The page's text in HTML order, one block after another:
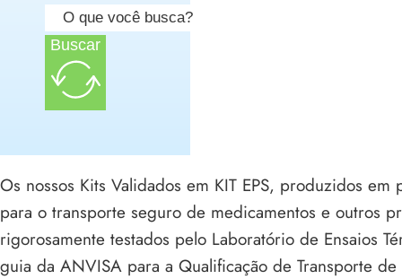
Buscar
Os nossos Kits Validados em KIT EPS, produzidos
para o transporte seguro de medicamentos e outros
rigorosamente testados pelo Laboratório de Ensaios
guia da ANVISA para a Qualificação de Transporte